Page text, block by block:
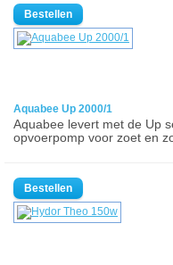
Aquabee Up 2000/1
Aquabee levert met de Up
opvoerpomp voor zoet en